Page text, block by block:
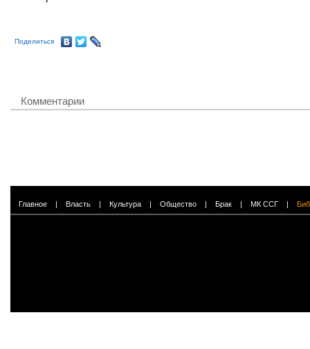
Поделиться
Комментарии
Главное | Власть | Культура | Общество | Брак | МК ССГ |